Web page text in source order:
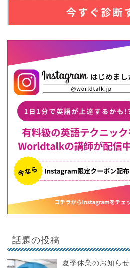
話題の投稿
夏季休業のお知らせ